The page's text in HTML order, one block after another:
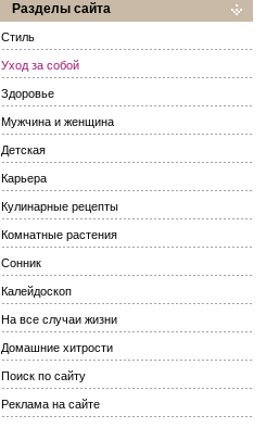
Разделы сайта
Стиль
Уход за собой
Здоровье
Мужчина и женщина
Детская
Карьера
Кулинарные рецепты
Комнатные растения
Сонник
Калейдоскоп
На все случаи жизни
Домашние хитрости
Поиск по сайту
Реклама на сайте